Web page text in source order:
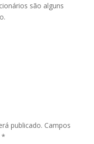
são alguns
publicado. Campos
*